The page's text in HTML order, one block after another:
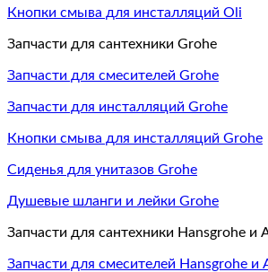
Кнопки смыва для инсталляций Oli
Запчасти для сантехники Grohe
Запчасти для смесителей Grohe
Запчасти для инсталляций Grohe
Кнопки смыва для инсталляций Grohe
Сиденья для унитазов Grohe
Душевые шланги и лейки Grohe
Запчасти для сантехники Hansgrohe и
Запчасти для смесителей Hansgrohe и